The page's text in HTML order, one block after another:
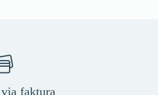
faktura